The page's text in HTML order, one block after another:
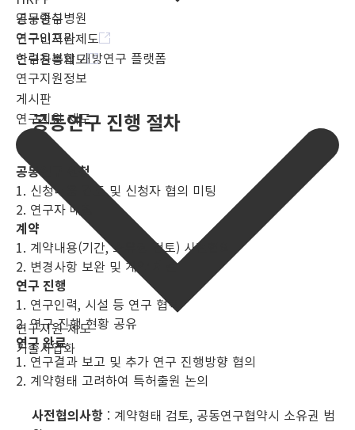
연구중심병원
연구인프라
한림융복합 개방연구 플랫폼
연구지원정보
게시판
연구지원 제도
연구지원 제도
기술사업화
공동연구
연구비지원제도
연구진흥제도
공동연구 진행 절차
공동연구 신청
1. 신청내용 검토 및 신청자 협의 미팅
2. 연구자 매칭
계약
1. 계약내용(기간, 소유권 검토) 사전협의
2. 변경사항 보완 및 계약 체결
연구 진행
1. 연구인력, 시설 등 연구 협력
2. 연구 진행 현황 공유
연구 완료
1. 연구결과 보고 및 추가 연구 진행방향 협의
2. 계약형태 고려하여 특허출원 논의
사전협의사항 : 계약형태 검토, 공동연구협약시 소유권 범